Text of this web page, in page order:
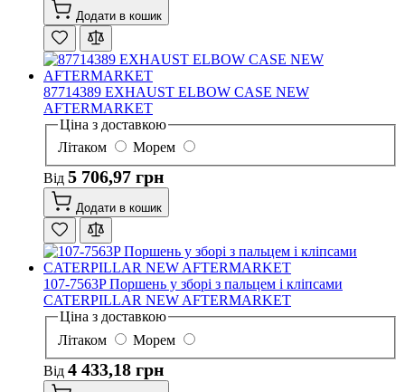
Додати в кошик
87714389 EXHAUST ELBOW CASE NEW
AFTERMARKET
Ціна з доставкою
Літаком
Морем
Від 5 706,97 грн
Додати в кошик
107-7563P Поршень у зборі з пальцем і кліпсами
CATERPILLAR NEW AFTERMARKET
Ціна з доставкою
Літаком
Морем
Від 4 433,18 грн